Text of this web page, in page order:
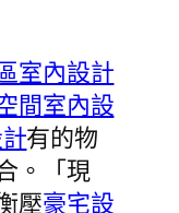
室內設計
間室內設
有的物
。「現
壓豪宅設